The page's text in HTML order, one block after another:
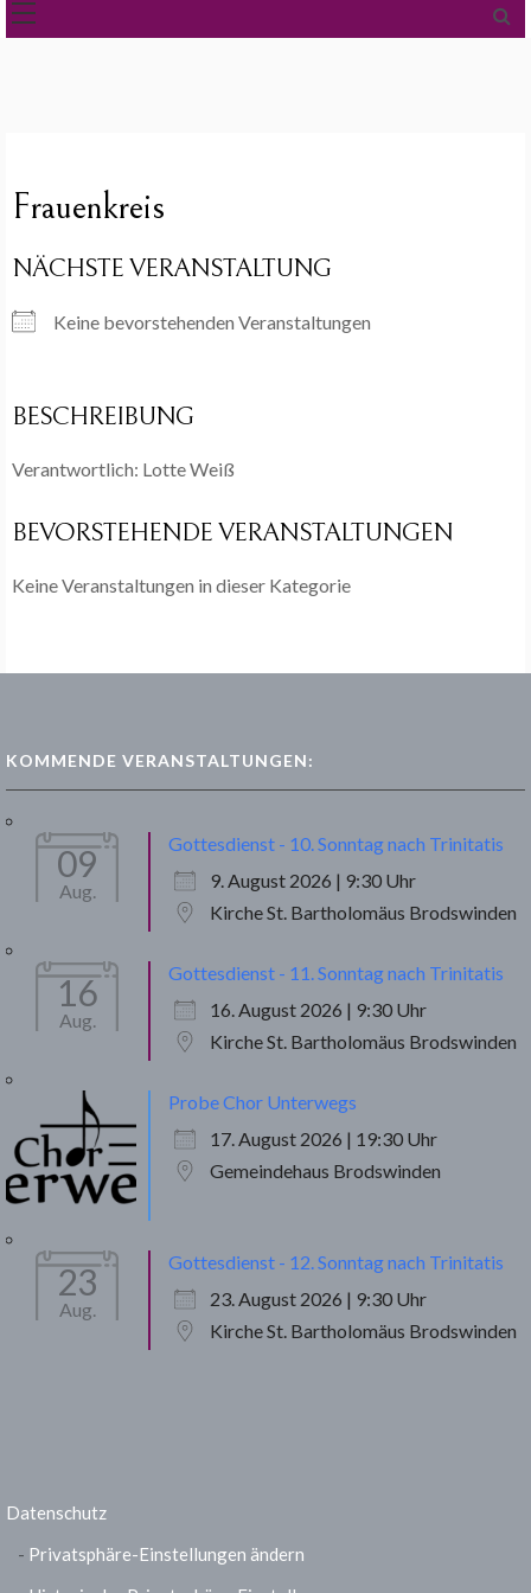
Frauenkreis
NÄCHSTE VERANSTALTUNG
Keine bevorstehenden Veranstaltungen
BESCHREIBUNG
Verantwortlich: Lotte Weiß
BEVORSTEHENDE VERANSTALTUNGEN
Keine Veranstaltungen in dieser Kategorie
KOMMENDE VERANSTALTUNGEN:
09
Aug.
Gottesdienst - 10. Sonntag nach Trinitatis
9. August 2026 | 9:30 Uhr
Kirche St. Bartholomäus Brodswinden
16
Aug.
Gottesdienst - 11. Sonntag nach Trinitatis
16. August 2026 | 9:30 Uhr
Kirche St. Bartholomäus Brodswinden
Probe Chor Unterwegs
17. August 2026 | 19:30 Uhr
Gemeindehaus Brodswinden
23
Aug.
Gottesdienst - 12. Sonntag nach Trinitatis
23. August 2026 | 9:30 Uhr
Kirche St. Bartholomäus Brodswinden
Datenschutz
Privatsphäre-Einstellungen ändern